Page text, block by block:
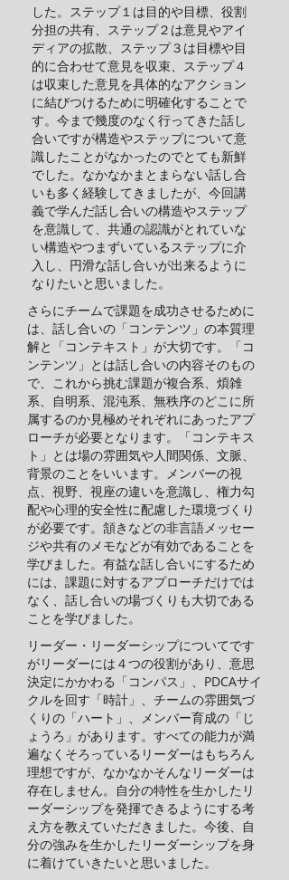
した。ステップ１は目的や目標、役割
分担の共有、ステップ２は意見やアイ
ディアの拡散、ステップ３は目標や目
的に合わせて意見を収束、ステップ４
は収束した意見を具体的なアクション
に結びつけるために明確化することで
す。今まで幾度のなく行ってきた話し
合いですが構造やステップについて意
識したことがなかったのでとても新鮮
でした。なかなかまとまらない話し合
いも多く経験してきましたが、今回講
義で学んだ話し合いの構造やステップ
を意識して、共通の認識がとれていな
い構造やつまずいているステップに介
入し、円滑な話し合いが出来るように
なりたいと思いました。
さらにチームで課題を成功させるために
は、話し合いの「コンテンツ」の本質理
解と「コンテキスト」が大切です。「コ
ンテンツ」とは話し合いの内容そのもの
で、これから挑む課題が複合系、煩雑
系、自明系、混沌系、無秩序のどこに所
属するのか見極めそれぞれにあったアプ
ローチが必要となります。「コンテキス
ト」とは場の雰囲気や人間関係、文脈、
背景のことをいいます。メンバーの視
点、視野、視座の違いを意識し、権力勾
配や心理的安全性に配慮した環境づくり
が必要です。頷きなどの非言語メッセー
ジや共有のメモなどが有効であることを
学びました。有益な話し合いにするため
には、課題に対するアプローチだけでは
なく、話し合いの場づくりも大切である
ことを学びました。
リーダー・リーダーシップについてです
がリーダーには４つの役割があり、意思
決定にかかわる「コンパス」、PDCAサイ
クルを回す「時計」、チームの雰囲気づ
くりの「ハート」、メンバー育成の「じ
ょうろ」があります。すべての能力が満
遍なくそろっているリーダーはもちろん
理想ですが、なかなかそんなリーダーは
存在しません。自分の特性を生かしたリ
ーダーシップを発揮できるようにする考
え方を教えていただきました。今後、自
分の強みを生かしたリーダーシップを身
に着けていきたいと思いました。